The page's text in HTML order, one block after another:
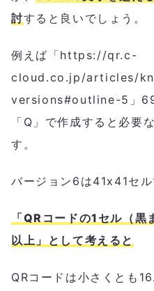
討すると良いでしょう。
例えば「https://qr.c-
cloud.co.jp/articles/
versions#outline-5」69
「Q」で作成すると必要
す。
バージョン6は41x41セル
「QRコードの1セル（
以上」として考えると
QRコードは小さくとも